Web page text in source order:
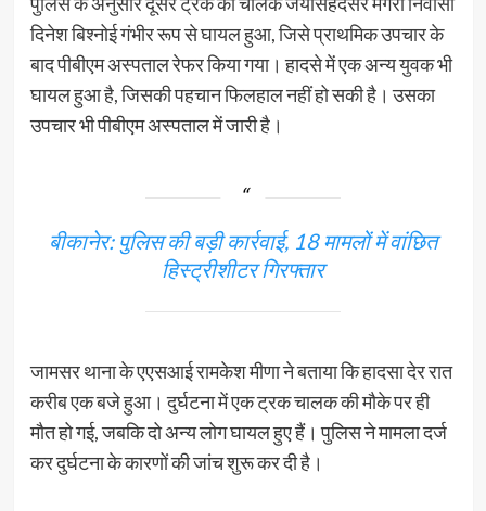
दिनेश बिश्नोई गंभीर रूप से घायल हुआ, जिसे प्राथमिक उपचार के
बाद पीबीएम अस्पताल रेफर किया गया। हादसे में एक अन्य युवक भी
घायल हुआ है, जिसकी पहचान फिलहाल नहीं हो सकी है। उसका
उपचार भी पीबीएम अस्पताल में जारी है।
बीकानेर: पुलिस की बड़ी कार्रवाई, 18 मामलों में वांछित
हिस्ट्रीशीटर गिरफ्तार
जामसर थाना के एएसआई रामकेश मीणा ने बताया कि हादसा देर रात
करीब एक बजे हुआ। दुर्घटना में एक ट्रक चालक की मौके पर ही
मौत हो गई, जबकि दो अन्य लोग घायल हुए हैं। पुलिस ने मामला दर्ज
कर दुर्घटना के कारणों की जांच शुरू कर दी है।